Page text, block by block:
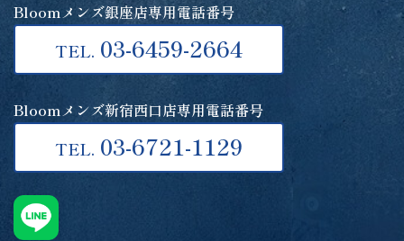
Bloomメンズ銀座店専用電話番号
TEL. 03-6459-2664
Bloomメンズ新宿西口店専用電話番号
TEL. 03-6721-1129